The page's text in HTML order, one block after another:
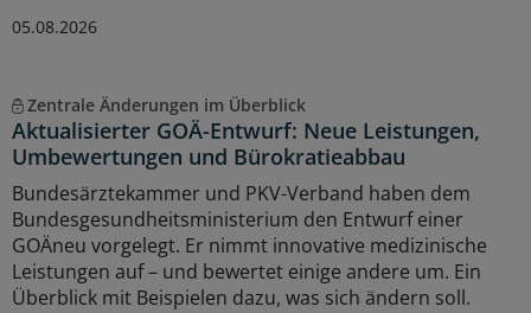
05.08.2026
Zentrale Änderungen im Überblick
Aktualisierter GOÄ-Entwurf: Neue Leistungen,
Umbewertungen und Bürokratieabbau
Bundesärztekammer und PKV-Verband haben dem
Bundesgesundheitsministerium den Entwurf einer
GOÄneu vorgelegt. Er nimmt innovative medizinische
Leistungen auf – und bewertet einige andere um. Ein
Überblick mit Beispielen dazu, was sich ändern soll.